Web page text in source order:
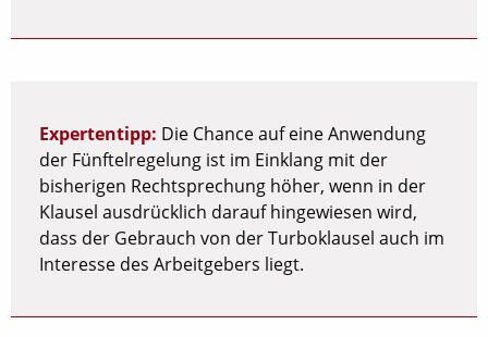
Expertentipp: Die Chance auf eine Anwendung
der Fünftelregelung ist im Einklang mit der
bisherigen Rechtsprechung höher, wenn in der
Klausel ausdrücklich darauf hingewiesen wird,
dass der Gebrauch von der Turboklausel auch im
Interesse des Arbeitgebers liegt.